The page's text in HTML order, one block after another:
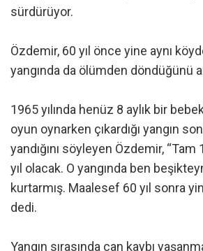
sürdürüyor.
Özdemir, 60 yıl önce yine aynı
yangında da ölümden döndüğünü
1965 yılında henüz 8 aylık bir
oyun oynarken çıkardığı yangın
yandığını söyleyen Özdemir,
yıl olacak. O yangında ben
kurtarmış. Maalesef 60 yıl sonra
dedi.
Yangın sırasında can kaybı